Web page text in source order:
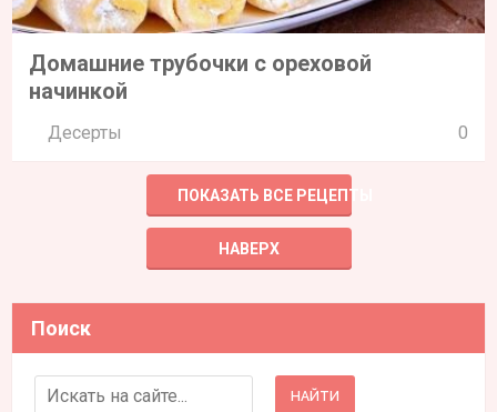
Домашние трубочки с ореховой
начинкой
Десерты 0
ПОКАЗАТЬ ВСЕ РЕЦЕПТЫ
НАВЕРХ
Поиск
Search for: